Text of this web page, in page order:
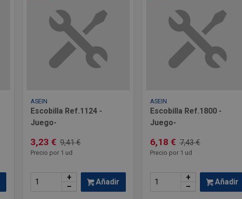
ASEIN
Escobilla Ref.1124 -
Juego-
3,23 € 9,41 €
Precio por 1 ud
+
–
Añadir
ASEIN
Escobilla Ref.1800 -
Juego-
6,18 € 7,43 €
Precio por 1 ud
+
–
Añadir